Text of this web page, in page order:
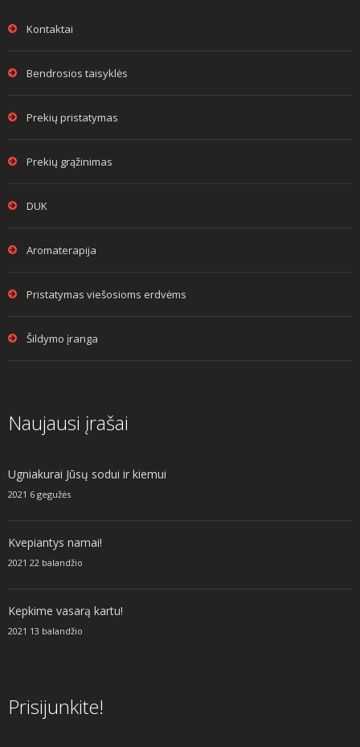
Kontaktai
Bendrosios taisyklės
Prekių pristatymas
Prekių grąžinimas
DUK
Aromaterapija
Pristatymas viešosioms erdvėms
Šildymo įranga
Naujausi įrašai
Ugniakurai Jūsų sodui ir kiemui
2021 6 gegužės
Kvepiantys namai!
2021 22 balandžio
Kepkime vasarą kartu!
2021 13 balandžio
Prisijunkite!